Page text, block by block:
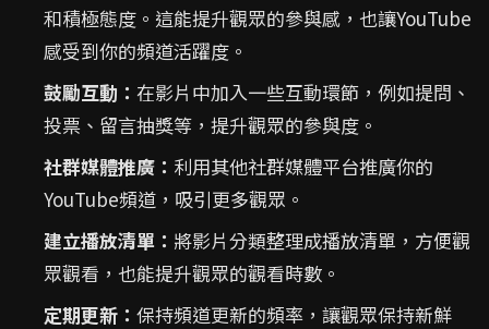
和積極態度。這能提升觀眾的參與感，也讓YouTube
感受到你的頻道活躍度。
鼓勵互動： 在影片中加入一些互動環節，例如提問、
投票、留言抽獎等，提升觀眾的參與度。
社群媒體推廣： 利用其他社群媒體平台推廣你的
YouTube頻道，吸引更多觀眾。
建立播放清單： 將影片分類整理成播放清單，方便觀
眾觀看，也能提升觀眾的觀看時數。
定期更新： 保持頻道更新的頻率，讓觀眾保持新鮮